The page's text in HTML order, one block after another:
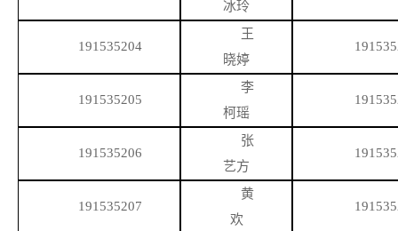
冰玲
191535204
王
晓婷
191535205
李
柯瑶
191535206
张
艺方
191535207
黄
欢